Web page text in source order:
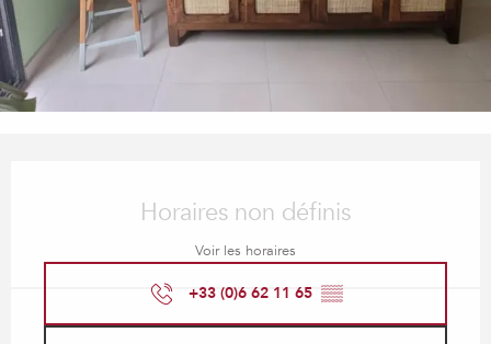
Horaires non définis
Voir les horaires
+33 (0)6 62 11 65 ▒▒